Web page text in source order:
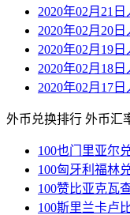
2020年02月21
2020年02月20
2020年02月19
2020年02月18
2020年02月17
外币兑换排行 外币汇
100也门里亚尔
100匈牙利福林
100赞比亚克瓦
100斯里兰卡卢